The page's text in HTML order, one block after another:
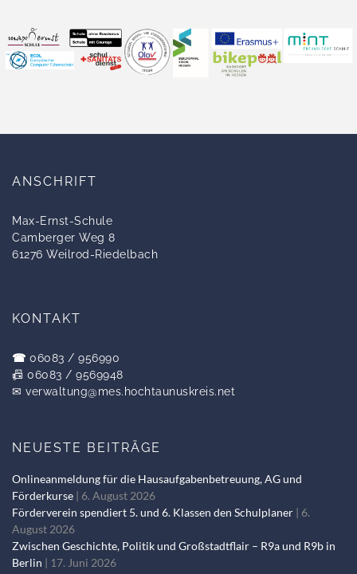
ANSCHRIFT
Max-Ernst-Schule
Camberger Weg 8
61276 Weilrod-Riedelbach
KONTAKT
☎ 06083 / 956990
📠 06083 / 9569948
✉ verwaltung@mes.hochtaunuskreis.net
NEUESTE BEITRÄGE
Onlineanmeldung für die Hausaufgabenbetreuung, AG und
Förderkurse
6. August 2026
Förderverein spendiert 5. und 6. Klassen den Schulplaner
6.
August 2026
Zwischen Geschichte, Politik und Großstadtflair – R9a und R9b in
Berlin
17. Juni 2026